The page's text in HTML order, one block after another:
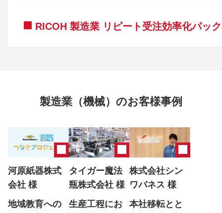
RICOH 製造業 リピート受注効率化パック
製造業（機械）のお客様事例
河原紙器株式
会社 様
地域教育への
タイガー魔法
瓶株式会社 様
生産工程にお
株式会社シン
ワバネス 様
本社移転とと